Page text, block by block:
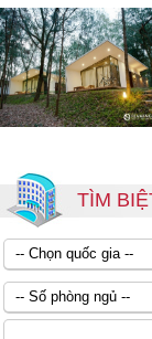
TÌM
-- Chọn quốc gia --
-- Chọn quốc gia --
Châu Á
-- Số phòng ngủ --